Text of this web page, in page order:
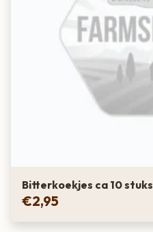
Bitterkoekjes ca 10 stuks
€2,95